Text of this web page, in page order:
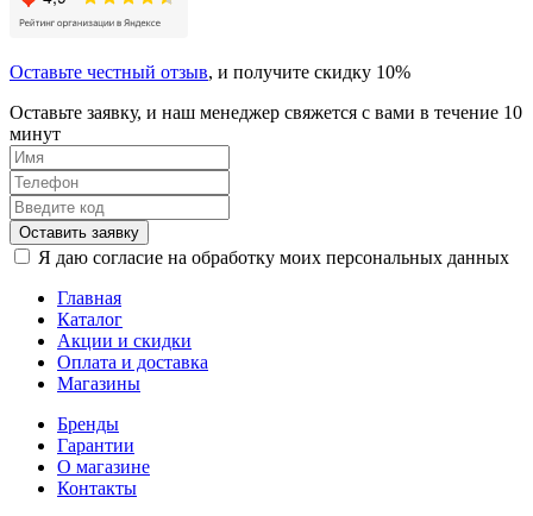
Оставьте честный отзыв, и получите скидку 10%
Оставьте заявку, и наш менеджер свяжется с вами в течение 10
минут
Оставить заявку
Я даю согласие на обработку моих персональных данных
Главная
Каталог
Акции и скидки
Оплата и доставка
Магазины
Бренды
Гарантии
О магазине
Контакты